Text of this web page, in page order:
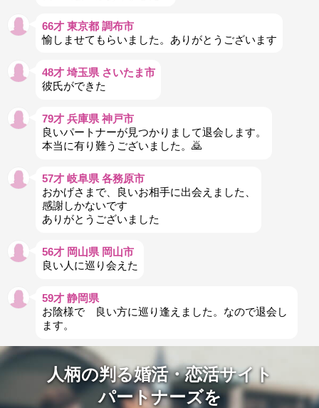
66才 東京都 調布市
愉しませてもらいました。ありがとうございます
48才 埼玉県 さいたま市
彼氏ができた
79才 兵庫県 神戸市
良いパートナーが見つかりまして退会します。
本当に有り難うございました。🙇
57才 岐阜県 各務原市
おかげさまで、良いお相手に出会えました、
感謝しかないです
ありがとうございました
56才 岡山県 岡山市
良い人に巡り会えた
59才 静岡県
お陰様で 良い方に巡り逢えました。なので退会し
ます。
人柄の判る婚活・恋活サイト
パートナーズを